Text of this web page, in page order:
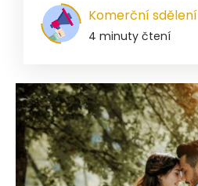
Komerční sdělení
4 minuty čtení